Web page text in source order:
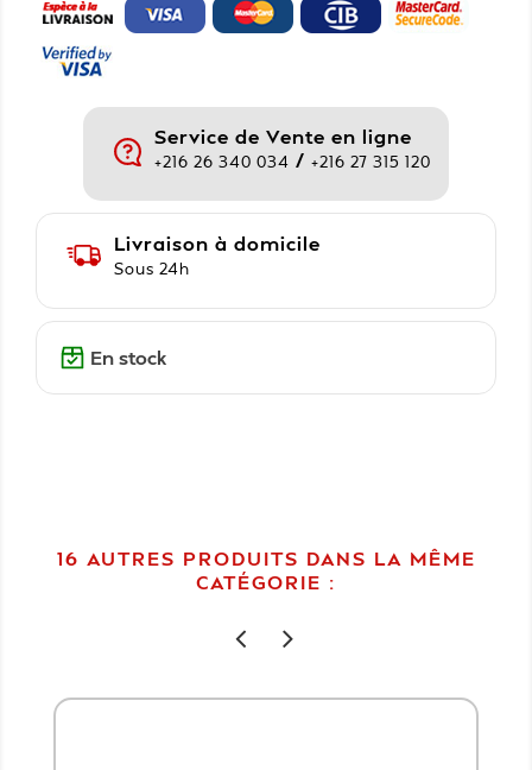
Service de Vente en ligne
+216 26 340 034 / +216 27 315 120
Livraison à domicile
Sous 24h
En stock
16 AUTRES PRODUITS DANS LA MÊME
CATÉGORIE :